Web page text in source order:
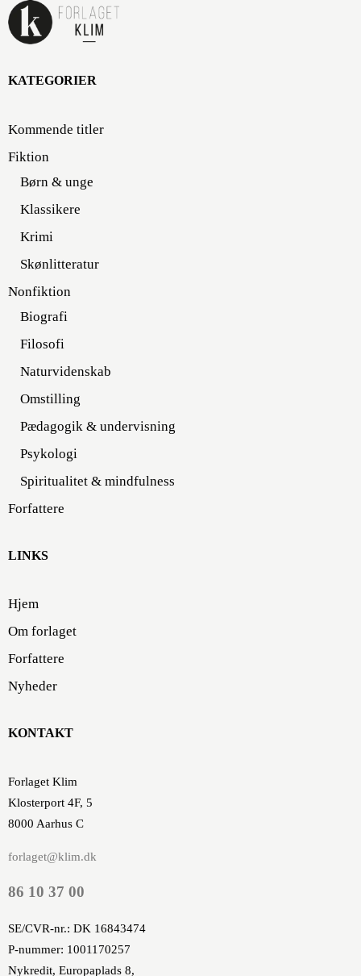
KATEGORIER
Kommende titler
Fiktion
Børn & unge
Klassikere
Krimi
Skønlitteratur
Nonfiktion
Biografi
Filosofi
Naturvidenskab
Omstilling
Pædagogik & undervisning
Psykologi
Spiritualitet & mindfulness
Forfattere
LINKS
Hjem
Om forlaget
Forfattere
Nyheder
KONTAKT
Forlaget Klim
Klosterport 4F, 5
8000 Aarhus C
forlaget@klim.dk
86 10 37 00
SE/CVR-nr.: DK 16843474
P-nummer: 1001170257
Nykredit, Europaplads 8,